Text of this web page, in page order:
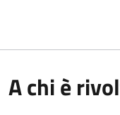
A chi è